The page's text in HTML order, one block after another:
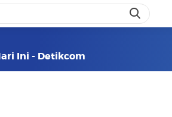
Ini - Detikcom